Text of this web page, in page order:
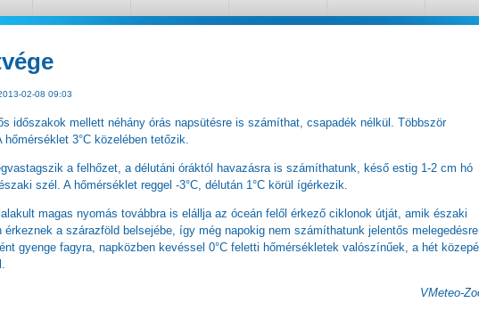
02-08 09:03
időszakok mellett néhány órás napsütésre is számíthat, csapadék nélkül. Többször
3°C közelében tetőzik.
a felhőzet, a délutáni óráktól havazásra is számíthatunk, késő estig 1-2 cm hó
szél. A hőmérséklet reggel -3°C, délután 1°C körül ígérkezik.
magas nyomás továbbra is elállja az óceán felől érkező ciklonok útját, amik északi
érkeznek a szárazföld belsejébe, így még napokig nem számíthatunk jelentős
gyenge fagyra, napközben kevéssel 0°C feletti hőmérsékletek valószínűek, a hét
VMeteo-